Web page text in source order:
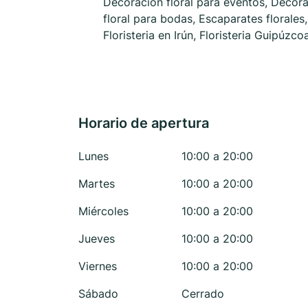
floral para bodas, Escaparates florales,
Floristeria en Irún, Floristeria
Horario de apertura
Lunes
10:00 a 20:00
Martes
10:00 a 20:00
Miércoles
10:00 a 20:00
Jueves
10:00 a 20:00
Viernes
10:00 a 20:00
Sábado
Cerrado